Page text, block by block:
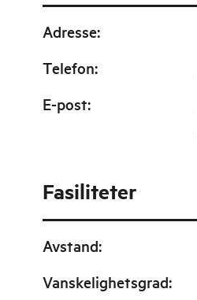
Adresse:
Telefon:
E-post:
Fasiliteter
Avstand:
Vanskelighetsgrad: